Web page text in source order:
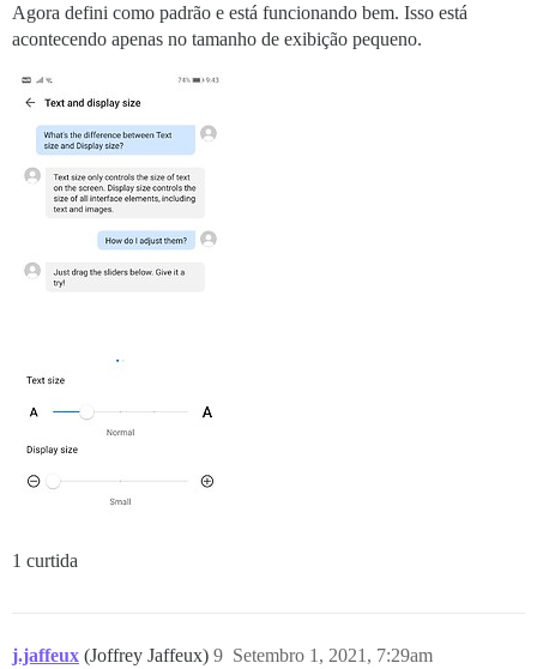
Agora defini como padrão e está funcionando bem. Isso está
acontecendo apenas no tamanho de exibição pequeno.
1 curtida
j.jaffeux (Joffrey Jaffeux) Setembro 1, 2021, 7:29am
9